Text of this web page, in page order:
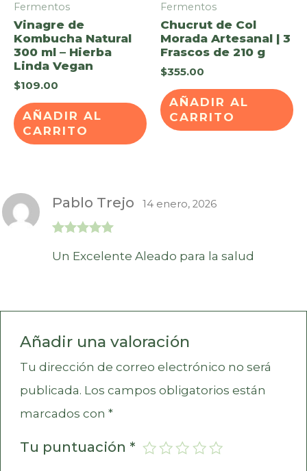
Fermentos
Vinagre de
Kombucha Natural
300 ml – Hierba
Linda Vegan
$109.00
AÑADIR AL
CARRITO
Fermentos
Chucrut de Col
Morada Artesanal | 3
Frascos de 210 g
$355.00
AÑADIR AL
CARRITO
5de 5
Pablo Trejo 14 enero, 2026
Un Excelente Aleado para la salud
Añadir una valoración
Tu dirección de correo electrónico no será
publicada. Los campos obligatorios están
marcados con*
Tu puntuación *